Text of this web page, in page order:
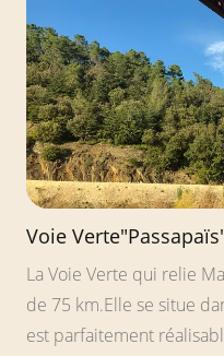
Voie
La Voie Verte qui relie
de 75 km.Elle se situe
est parfaitement